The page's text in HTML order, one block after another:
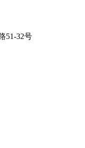
51-32号